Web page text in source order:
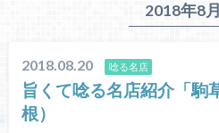
2018年8
2018.08.20 唸る名店
旨くて唸る名店紹介「駒
根）